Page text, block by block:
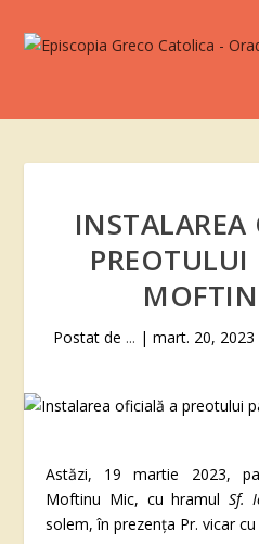
Postat de ... | mart. 20, 2023
Astăzi, 19 martie 2023,
Moftinu Mic, cu hramul Sf.
solem, în prezența Pr. vicar